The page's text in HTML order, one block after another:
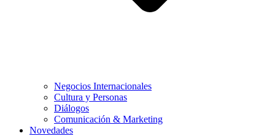
Negocios Internacionales
Cultura y Personas
Diálogos
Comunicación & Marketing
Novedades